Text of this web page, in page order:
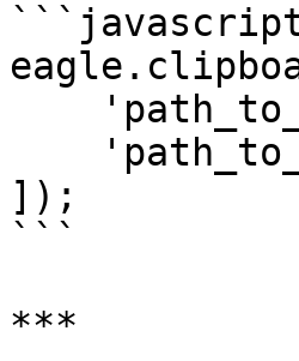
]);
```